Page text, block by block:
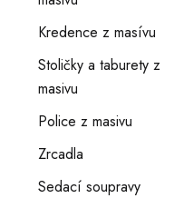
Kredence z masívu
Stoličky a taburety z
masivu
Police z masivu
Zrcadla
Sedací soupravy